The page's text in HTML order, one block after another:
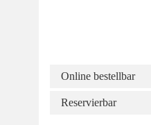
Online bestellbar
Reservierbar